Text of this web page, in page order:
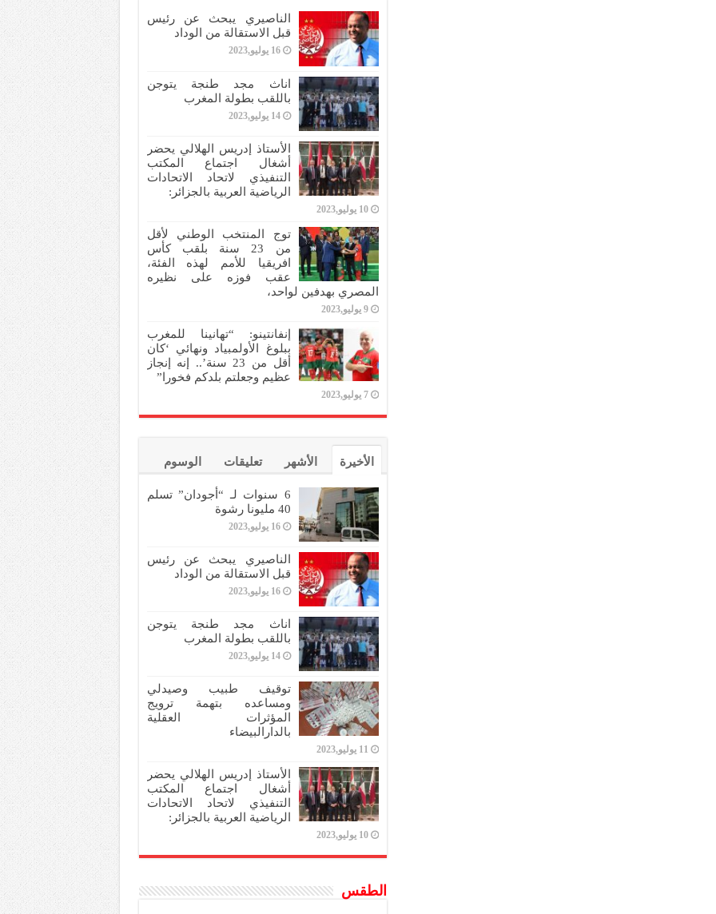
الناصيري يبحث عن رئيس
قبل الاستقالة من الوداد
16 يوليو,2023
اناث مجد طنجة يتوجن
باللقب بطولة المغرب
14 يوليو,2023
الأستاذ إدريس الهلالي يحضر
أشغال اجتماع المكتب
التنفيذي لاتحاد الاتحادات
الرياضية العربية بالجزائر:
10 يوليو,2023
توج المنتخب الوطني لأقل
من 23 سنة بلقب كأس
افريقيا للأمم لهذه الفئة،
عقب فوزه على نظيره
المصري بهدفين لواحد،
9 يوليو,2023
إنفانتينو: “تهانينا للمغرب
ببلوغ الأولمبياد ونهائي ‘كان
أقل من 23 سنة’.. إنه إنجاز
عظيم وجعلتم بلدكم فخورا”
7 يوليو,2023
الأخيرة الأشهر تعليقات الوسوم
6 سنوات لـ “أجودان” تسلم
40 مليونا رشوة
16 يوليو,2023
الناصيري يبحث عن رئيس
قبل الاستقالة من الوداد
16 يوليو,2023
اناث مجد طنجة يتوجن
باللقب بطولة المغرب
14 يوليو,2023
توقيف طبيب وصيدلي
ومساعده بتهمة ترويج
المؤثرات العقلية
بالدارالبيضاء
11 يوليو,2023
الأستاذ إدريس الهلالي يحضر
أشغال اجتماع المكتب
التنفيذي لاتحاد الاتحادات
الرياضية العربية بالجزائر:
10 يوليو,2023
الطقس